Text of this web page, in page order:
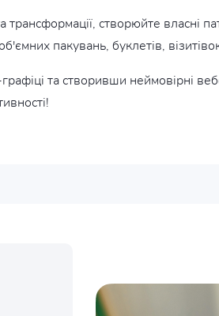
створюйте власні
пакувань, буклетів,
та створивши неймовірні